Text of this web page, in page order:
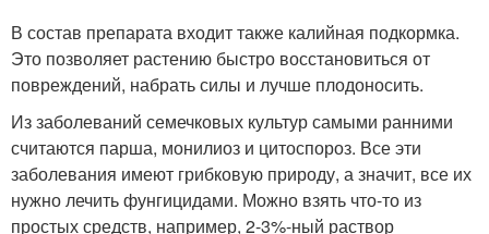
В состав препарата входит также калийная подкормка.
Это позволяет растению быстро восстановиться от
повреждений, набрать силы и лучше плодоносить.
Из заболеваний семечковых культур самыми ранними
считаются парша, монилиоз и цитоспороз. Все эти
заболевания имеют грибковую природу, а значит, все их
нужно лечить фунгицидами. Можно взять что-то из
простых средств, например, 2-3%-ный раствор